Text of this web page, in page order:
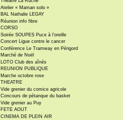
Atelier « Maman solo »
BAL Nathalie LEGAY
Réunion info fibre
CORSO
Soirée SOUPES Puce à l’oreille
Concert Ligue contre le cancer
Conférence Le Tramway en Périgord
Marché de Noël
LOTO Club des aînés
REUNION PUBLIQUE
Marche octobre rose
THEATRE
Vide grenier du comice agricole
Concours de pétanque du basket
Vide grenier au Puy
FETE AOUT
CINEMA DE PLEIN AIR